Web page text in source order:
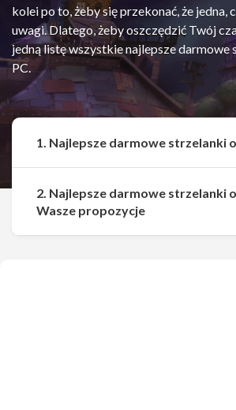
kolei po to, żeby się przekonać, że jedna,
uwagi. Dlatego, żeby oszczędzić Twój
jedną listę wszystkie najlepsze darmowe
PC.
Udostępnij
1. Najlepsze darmowe strzelanki
2. Najlepsze darmowe strzelanki
Wasze propozycje